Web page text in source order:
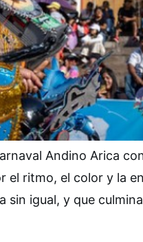
Andino Arica
ritmo, el color y la
sin igual, y que